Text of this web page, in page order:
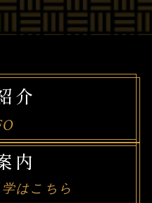
介
内
はこちら